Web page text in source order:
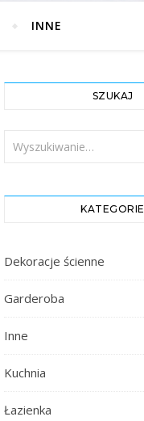
INNE
SZUKAJ
KATEGORIE
Dekoracje ścienne
Garderoba
Inne
Kuchnia
Łazienka